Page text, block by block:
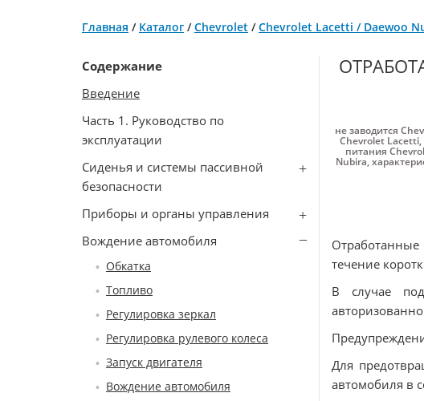
Главная / Каталог /Chevrolet /Chevrolet Lacetti / Daewoo
Содержание
Введение
Часть 1. Руководство по
эксплуатации
Сиденья и системы пассивной
безопасности
Приборы и органы управления
Вождение автомобиля
Обкатка
Топливо
Регулировка зеркал
Регулировка рулевого колеса
Запуск двигателя
Вождение автомобиля
не заводится
Chevrolet Lacetti,
питания
Nubira,
течение
В случае
Для
автомобиля в